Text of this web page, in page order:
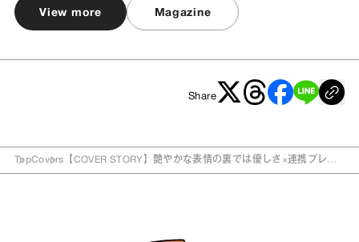
View more Magazine
Share
TopCovers 【COVER STORY】艶やかな表情の裏では優しさ×連携プレー